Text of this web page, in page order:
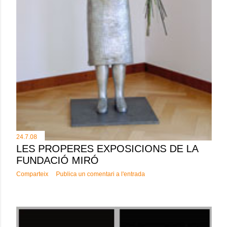
24.7.08
LES PROPERES EXPOSICIONS DE LA
FUNDACIÓ MIRÓ
Comparteix Publica un comentari a l'entrada